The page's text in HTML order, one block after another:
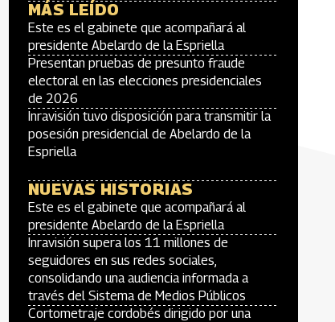
MÁS LEÍDO
Este es el gabinete que acompañará al
presidente Abelardo de la Espriella
Presentan pruebas de presunto fraude
electoral en las elecciones presidenciales
de 2026
Inravisión tuvo disposición para transmitir la
posesión presidencial de Abelardo de la
Espriella
NUEVAS HISTORIAS
Este es el gabinete que acompañará al
presidente Abelardo de la Espriella
Inravisión supera los 11 millones de
seguidores en sus redes sociales,
consolidando una audiencia informada a
través del Sistema de Medios Públicos
Cortometraje cordobés dirigido por una